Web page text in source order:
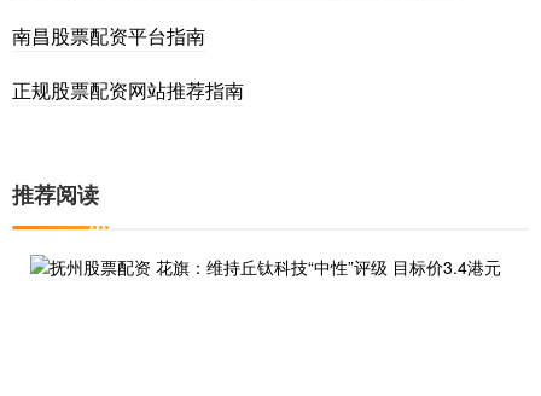
南昌股票配资平台指南
正规股票配资网站推荐指南
推荐阅读